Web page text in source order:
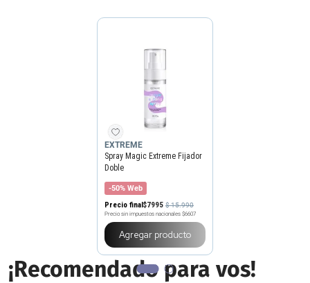
EXTREME
Spray Magic Extreme Fijador
Doble
-50% Web
Precio final$7995 $15.990
Precio sin impuestos nacionales $6607
Agregar producto
¡Recomendado para vos!